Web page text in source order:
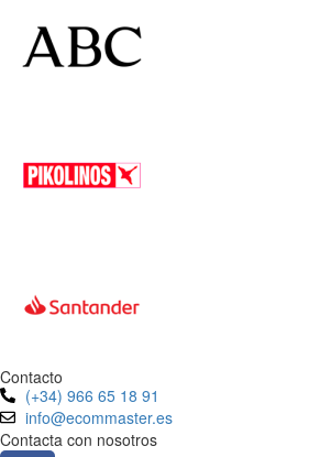
Contacto
(+34) 966 65 18 91
info@ecommaster.es
Contacta con nosotros